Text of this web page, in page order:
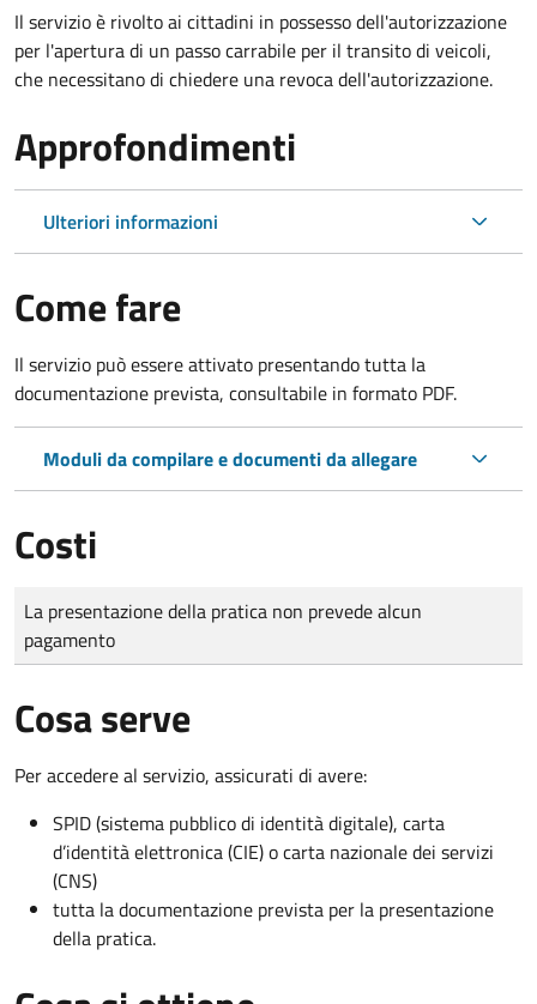
Il servizio è rivolto ai cittadini in possesso dell'autorizzazione
per l'apertura di un passo carrabile per il transito di veicoli,
che necessitano di chiedere una revoca dell'autorizzazione.
Approfondimenti
Ulteriori informazioni
Come fare
Il servizio può essere attivato presentando tutta la
documentazione prevista, consultabile in formato PDF.
Moduli da compilare e documenti da allegare
Costi
Tipo di pagamento
Importo
La presentazione della pratica non prevede alcun
pagamento
Cosa serve
Per accedere al servizio, assicurati di avere:
SPID (sistema pubblico di identità digitale), carta
d’identità elettronica (CIE) o carta nazionale dei servizi
(CNS)
tutta la documentazione prevista per la presentazione
della pratica.